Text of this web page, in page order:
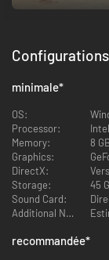
Un monde de nature
Nous intégrons dans
designs inimitables
Configurations
minimale*
OS:
Processor:
Memory:
8
Graphics:
DirectX:
Storage:
45
Sound Card:
Additional Notes:
recommandée*